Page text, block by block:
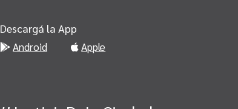
Descargá la App
Android Apple